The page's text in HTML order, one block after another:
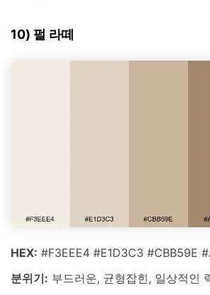
10) 펄 라떼
HEX: #F3EEE4 #E1D3C3 #CBB59E
분위기: 부드러운, 균형잡힌, 일상적인